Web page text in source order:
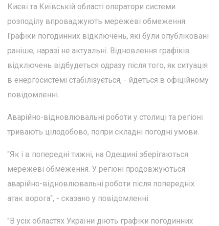
Києві та Київській області оператори системи
розподілу впроваджують мережеві обмеження.
Графіки погодинних відключень, які були опубліковані
раніше, наразі не актуальні. Відновлення графіків
відключень відбудеться одразу після того, як ситуація
в енергосистемі стабілізується, - йдеться в офіційному
повідомленні.
Аварійно-відновлювальні роботи у столиці та регіоні
тривають цілодобово, попри складні погодні умови.
"Як і в попередні тижні, на Одещині зберігаються
мережеві обмеження. У регіоні продовжуються
аварійно-відновлювальні роботи після попередніх
атак ворога", - сказано у повідомленні.
"В усіх областях України діють графіки погодинних